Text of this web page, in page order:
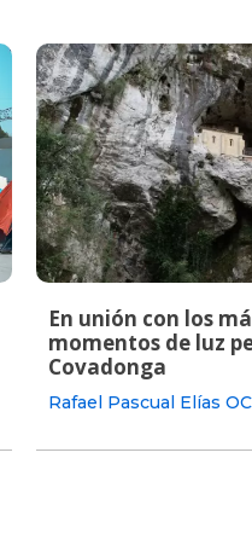
En unión con los
momentos de luz
Covadonga
Rafael Pascual Elías